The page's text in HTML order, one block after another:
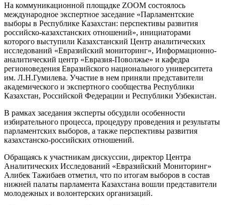
На коммуникационной площадке ZOOM состоялось
международное экспертное заседание «Парламентские
выборы в Республике Казахстан: перспективы развития
российско-казахстанских отношений», инициаторами
которого выступили Казахстанский Центр аналитических
исследований «Евразийский мониторинг», Информационно-
аналитический центр «Евразия-Поволжье» и кафедра
регионоведения Евразийского национального университета
им. Л.Н.Гумилева. Участие в нем приняли представители
академического и экспертного сообщества Республики
Казахстан, Российской Федерации и Республики Узбекистан.
В рамках заседания эксперты обсудили особенности
избирательного процесса, процедуру проведения и результаты
парламентских выборов, а также перспективы развития
казахстанско-российских отношений.
Обращаясь к участникам дискуссии, директор Центра
Аналитических Исследований «Евразийский Мониторинг»
Алибек Тажибаев отметил, что по итогам выборов в состав
нижней палаты парламента Казахстана вошли представители
молодежных и волонтерских организаций.